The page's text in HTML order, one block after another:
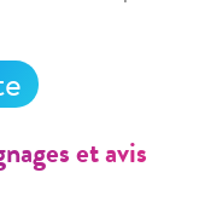
et avis